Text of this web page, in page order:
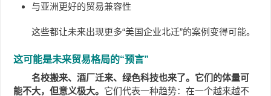
与亚洲更好的贸易兼容性
这些都让未来出现更多“美国企业北迁”的案例变得可能。
这可能是未来贸易格局的“预言”
名校搬来、酒厂迁来、绿色科技也来了。它们的体量可
能不大，但意义极大。 它们代表一种趋势：在一个越来越不